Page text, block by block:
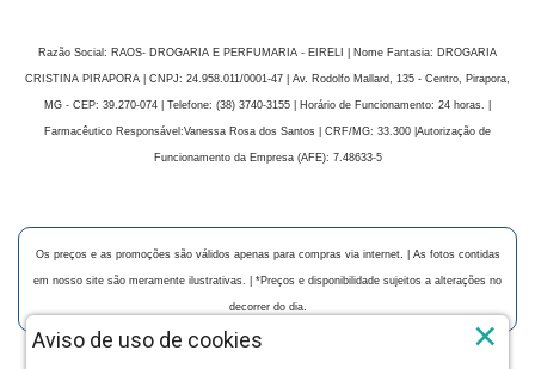
Razão Social: RAOS- DROGARIA E PERFUMARIA - EIRELI | Nome Fantasia: DROGARIA
CRISTINA PIRAPORA | CNPJ: 24.958.011/0001-47 | Av. Rodolfo Mallard, 135 - Centro, Pirapora,
MG - CEP: 39.270-074 | Telefone: (38) 3740-3155 | Horário de Funcionamento: 24 horas. |
Farmacêutico Responsável:Vanessa Rosa dos Santos | CRF/MG: 33.300 |Autorização de
Funcionamento da Empresa (AFE): 7.48633-5
Os preços e as promoções são válidos apenas para compras via internet. | As fotos contidas
em nosso site são meramente ilustrativas. | *Preços e disponibilidade sujeitos a alterações no
decorrer do dia.
Aviso de uso de cookies ×